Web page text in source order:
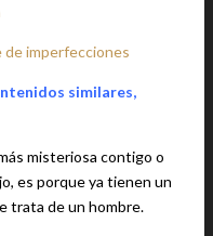
de imperfecciones
similares,
misteriosa contigo o
es porque ya tienen un
trata de un hombre.